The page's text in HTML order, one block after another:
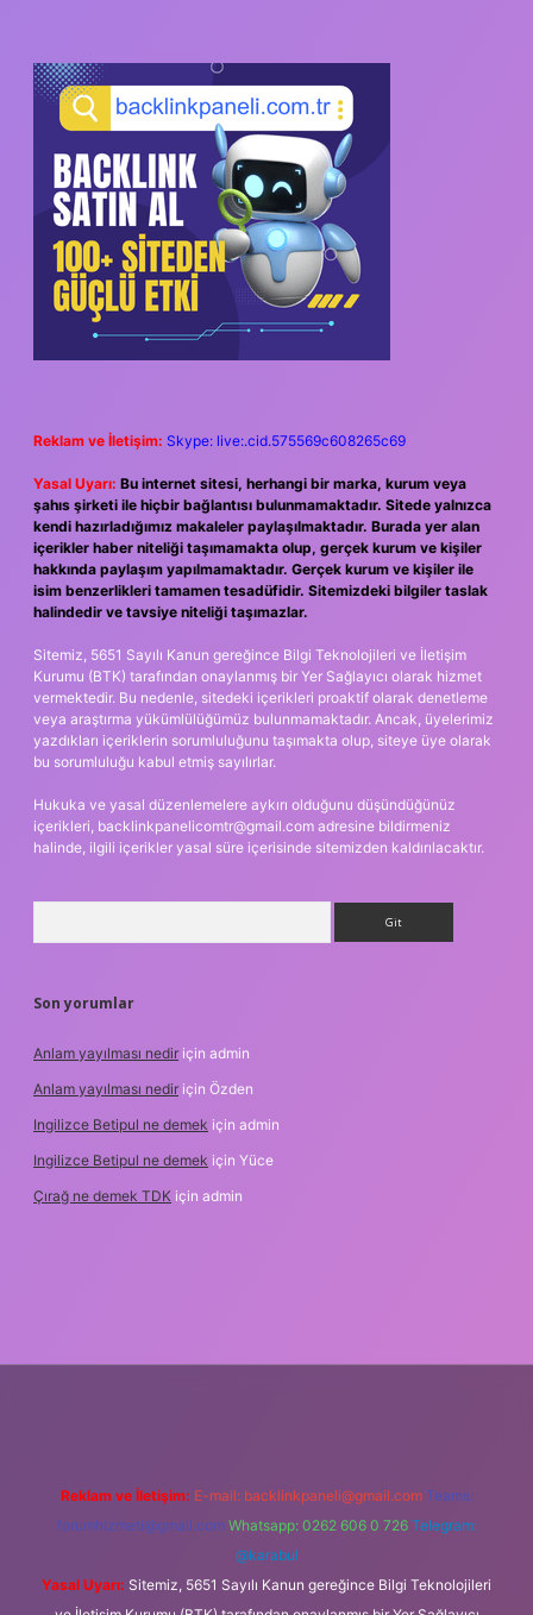
Reklam ve İletişim: Skype: live:.cid.575569c608265c69
Yasal Uyarı: Bu internet sitesi, herhangi bir marka, kurum veya
şahıs şirketi ile hiçbir bağlantısı bulunmamaktadır. Sitede yalnızca
kendi hazırladığımız makaleler paylaşılmaktadır. Burada yer alan
içerikler haber niteliği taşımamakta olup, gerçek kurum ve kişiler
hakkında paylaşım yapılmamaktadır. Gerçek kurum ve kişiler ile
isim benzerlikleri tamamen tesadüfidir. Sitemizdeki bilgiler taslak
halindedir ve tavsiye niteliği taşımazlar.
Sitemiz, 5651 Sayılı Kanun gereğince Bilgi Teknolojileri ve İletişim
Kurumu (BTK) tarafından onaylanmış bir Yer Sağlayıcı olarak hizmet
vermektedir. Bu nedenle, sitedeki içerikleri proaktif olarak denetleme
veya araştırma yükümlülüğümüz bulunmamaktadır. Ancak, üyelerimiz
yazdıkları içeriklerin sorumluluğunu taşımakta olup, siteye üye olarak
bu sorumluluğu kabul etmiş sayılırlar.
Hukuka ve yasal düzenlemelere aykırı olduğunu düşündüğünüz
içerikleri, backlinkpanelicomtr@gmail.com adresine bildirmeniz
halinde, ilgili içerikler yasal süre içerisinde sitemizden kaldırılacaktır.
Son yorumlar
Anlam yayılması nedir için admin
Anlam yayılması nedir için Özden
Ingilizce Betipul ne demek için admin
Ingilizce Betipul ne demek için Yüce
Çırağ ne demek TDK için admin
Reklam ve İletişim: E-mail: backlinkpaneli@gmail.com Teams:
forumhizmeti@gmail.com Whatsapp: 0262 606 0 726 Telegram:
@karabul
Yasal Uyarı: Sitemiz, 5651 Sayılı Kanun gereğince Bilgi Teknolojileri